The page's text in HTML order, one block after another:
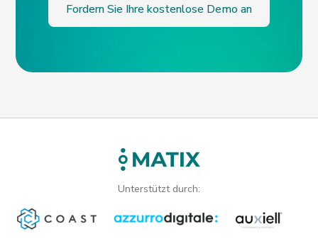
Fordern Sie Ihre kostenlose Demo an
Unterstützt durch: